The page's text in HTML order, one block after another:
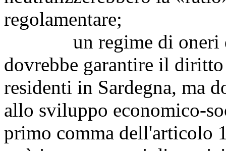
regolamentare;
un regime di oneri di
dovrebbe garantire il
residenti in Sardegna, ma
allo sviluppo economico-
primo comma dell'articolo